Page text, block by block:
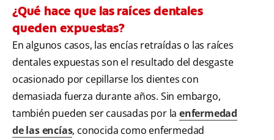
¿Qué hace que las raíces dentales
queden expuestas?
En algunos casos, las encías retraídas o las raíces
dentales expuestas son el resultado del desgaste
ocasionado por cepillarse los dientes con
demasiada fuerza durante años. Sin embargo,
también pueden ser causadas por laenfermedad
de las encías, conocida como enfermedad